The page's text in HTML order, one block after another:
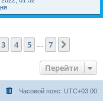
из
3 4 5 7
Перейти
Часовой пояс: UTC+03:00